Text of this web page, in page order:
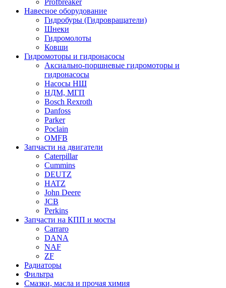
Profbreaker
Навесное оборудование
Гидробуры (Гидровращатели)
Шнеки
Гидромолоты
Ковши
Гидромоторы и гидронасосы
Аксиально-поршневые гидромоторы и
гидронасосы
Насосы НШ
НДМ, МГП
Bosch Rexroth
Danfoss
Parker
Poclain
OMFB
Запчасти на двигатели
Caterpillar
Cummins
DEUTZ
HATZ
John Deere
JCB
Perkins
Запчасти на КПП и мосты
Carraro
DANA
NAF
ZF
Радиаторы
Фильтра
Смазки, масла и прочая химия